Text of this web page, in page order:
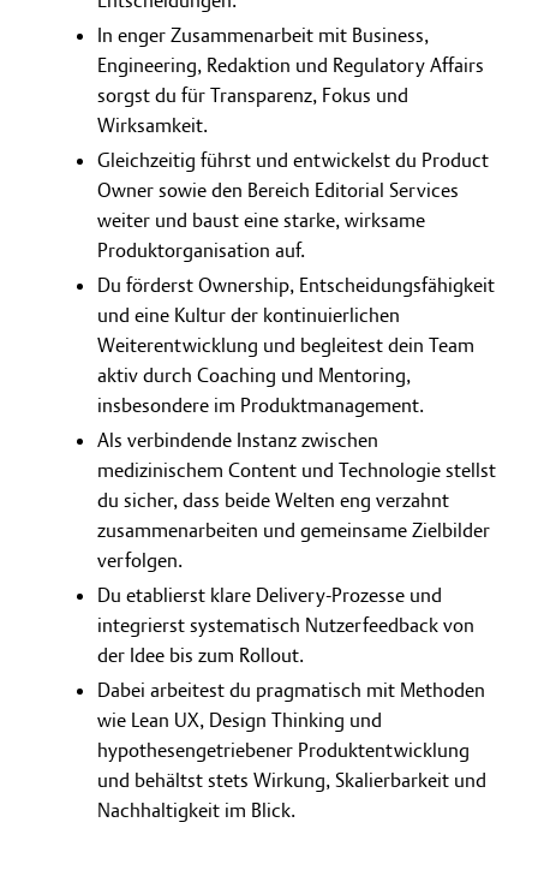
In enger Zusammenarbeit mit Business,
Engineering, Redaktion und Regulatory Affairs
sorgst du für Transparenz, Fokus und
Wirksamkeit.
Gleichzeitig führst und entwickelst du Product
Owner sowie den Bereich Editorial Services
weiter und baust eine starke, wirksame
Produktorganisation auf.
Du förderst Ownership, Entscheidungsfähigkeit
und eine Kultur der kontinuierlichen
Weiterentwicklung und begleitest dein Team
aktiv durch Coaching und Mentoring,
insbesondere im Produktmanagement.
Als verbindende Instanz zwischen
medizinischem Content und Technologie stellst
du sicher, dass beide Welten eng verzahnt
zusammenarbeiten und gemeinsame Zielbilder
verfolgen.
Du etablierst klare Delivery-Prozesse und
integrierst systematisch Nutzerfeedback von
der Idee bis zum Rollout.
Dabei arbeitest du pragmatisch mit Methoden
wie Lean UX, Design Thinking und
hypothesengetriebener Produktentwicklung
und behältst stets Wirkung, Skalierbarkeit und
Nachhaltigkeit im Blick.